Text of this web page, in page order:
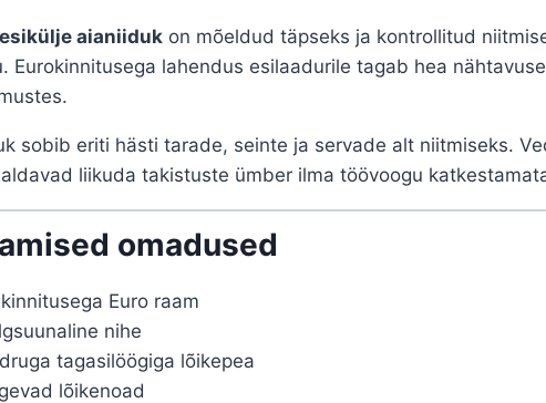
esikülje aianiiduk on mõeldud täpseks ja kontrollitud
Eurokinnitusega lahendus esilaadurile tagab hea
sobib eriti hästi tarade, seinte ja servade alt niitmiseks.
liikuda takistuste ümber ilma töövoogu
omadused
Euro raam
nihe
tagasilöögiga lõikepea
lõikenoad